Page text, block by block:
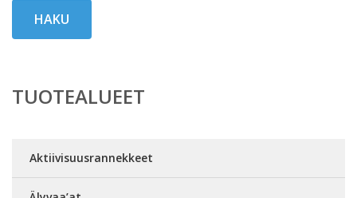
HAKU
TUOTEALUEET
Aktiivisuusrannekkeet